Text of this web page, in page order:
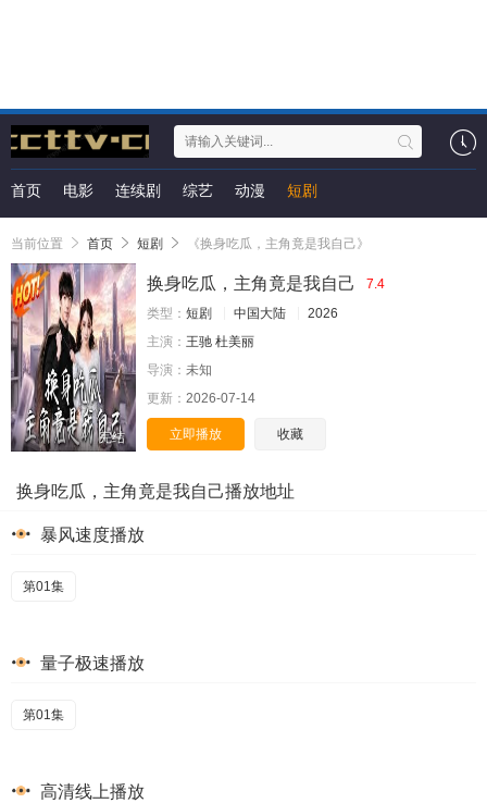
首页 电影 连续剧 综艺 动漫 短剧
当前位置 首页 短剧 《换身吃瓜，主角竟是我自己》
完结
换身吃瓜，主角竟是我自己
7.4
类型： 短剧 中国大陆
2026
主演： 王驰 杜美丽
导演： 未知
更新： 2026-07-14
立即播放 收藏
换身吃瓜，主角竟是我自己播放地址
暴风速度播放
第01集
量子极速播放
第01集
高清线上播放